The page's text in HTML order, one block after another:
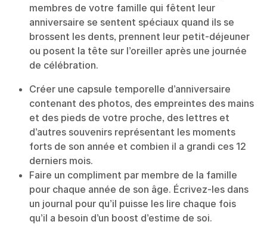
membres de votre famille qui fêtent leur
anniversaire se sentent spéciaux quand ils se
brossent les dents, prennent leur petit-déjeuner
ou posent la tête sur l’oreiller après une journée
de célébration.
Créer une capsule temporelle d’anniversaire
contenant des photos, des empreintes des mains
et des pieds de votre proche, des lettres et
d’autres souvenirs représentant les moments
forts de son année et combien il a grandi ces 12
derniers mois.
Faire un compliment par membre de la famille
pour chaque année de son âge. Écrivez-les dans
un journal pour qu’il puisse les lire chaque fois
qu’il a besoin d’un boost d’estime de soi.